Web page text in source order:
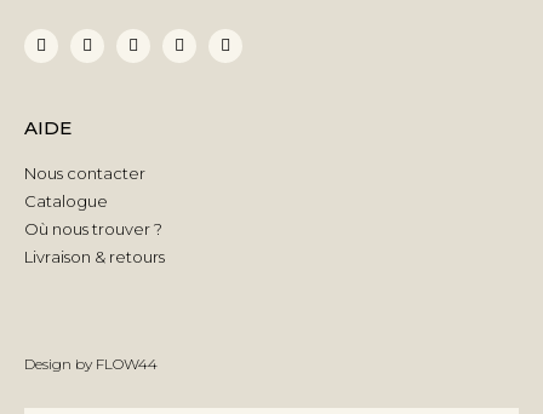
AIDE
Nous contacter
Catalogue
Où nous trouver ?
Livraison & retours
Design by FLOW44